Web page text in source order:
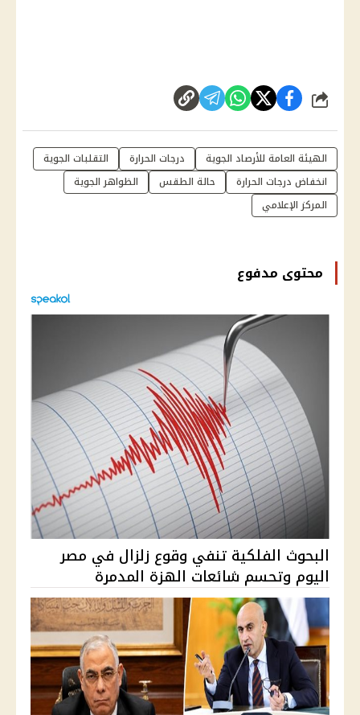
شارك
الهيئة العامة للأرصاد الجوية درجات الحرارة
التقلبات الجوية
انخفاض درجات الحرارة
حالة الطقس
الظواهر الجوية
المركز الإعلامي
محتوى مدفوع
البحوث الفلكية تنفي وقوع زلزال في مصر
اليوم وتحسم شائعات الهزة المدمرة